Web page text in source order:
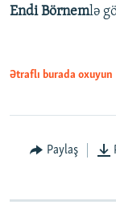
Endi Börnemlə
Ətraflı burada oxuyun
Paylaş